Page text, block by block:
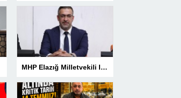
MHP Elazığ Milletvekili IŞ IKVER: 15 TEMMUZ HAİN FETÖ KALKIŞMASI TÜRKİYE’Yİ İŞGAL GİRİŞİMİDİR